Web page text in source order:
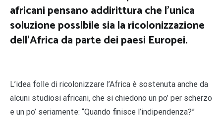
africani pensano addirittura che l’unica
soluzione possibile sia la ricolonizzazione
dell’Africa da parte dei paesi Europei.
L’idea folle di ricolonizzare l’Africa è sostenuta anche da
alcuni studiosi africani, che si chiedono un po’ per scherzo
e un po’ seriamente: “Quando finisce l’indipendenza?”